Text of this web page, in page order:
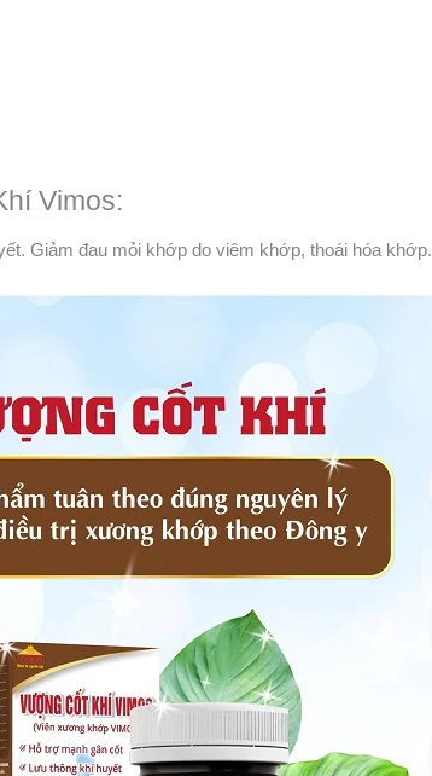
Vimos:
Giảm đau mỏi khớp do viêm khớp, thoái hóa khớp.